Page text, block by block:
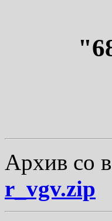
Архив со
r_vgv.zip